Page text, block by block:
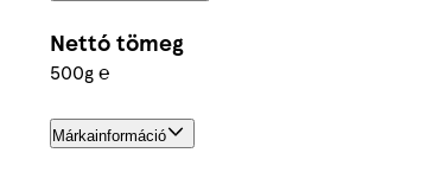
Nettó tömeg
500g ℮
Márkainformáció